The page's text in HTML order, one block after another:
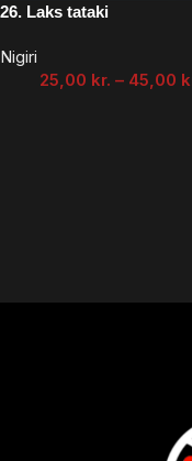
26. Laks tataki
Nigiri
25,00 kr. – 45,00